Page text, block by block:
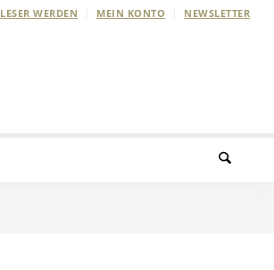
LESER WERDEN MEIN KONTO NEWSLETTER